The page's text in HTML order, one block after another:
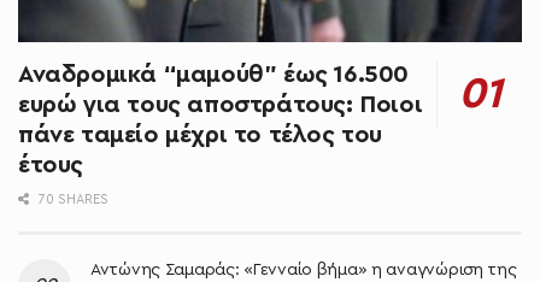
Αναδρομικά “μαμούθ” έως 16.500
ευρώ για τους αποστράτους: Ποιοι
πάνε ταμείο μέχρι το τέλος του
έτους
70 SHARES
Αντώνης Σαμαράς: «Γενναίο βήμα» η αναγνώριση της